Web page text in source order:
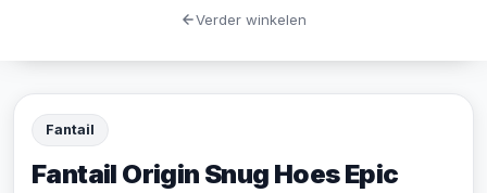
Fantail
Fantail Origin Snug Hoes Epic
Verder winkelen